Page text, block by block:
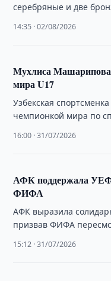
серебряные и две
14:35 · 02/08/2026
Мухлиса Машарипова
мира U17
Узбекская
чемпионкой мира по
категории …
16:00 · 31/07/2026
АФК поддержала
ФИФА
АФК выразила
призвав ФИФА
15:12 · 31/07/2026